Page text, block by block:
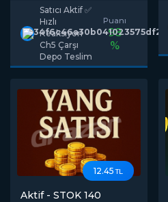
Satıcı Aktif ✅
Hızlı
Reaksiyon
Ch5 Çarşı
Depo Teslim
Puanı
98
%
12.45 TL
Aktif - STOK 140